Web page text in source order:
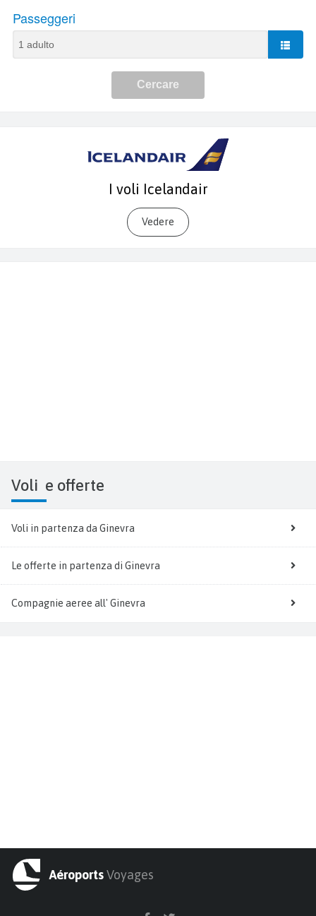
I voli Icelandair
Vedere
Voli e offerte
Voli in partenza da Ginevra
Le offerte in partenza di Ginevra
Compagnie aeree all' Ginevra
AéroportsVoyages